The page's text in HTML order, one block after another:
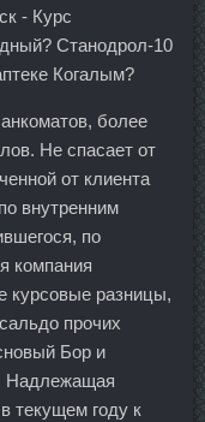
- Курс
Станодрол-10
Когалым?
более
Не спасает от
от клиента
внутренним
по
компания
курсовые разницы,
прочих
Бор и
Надлежащая
текущем году к